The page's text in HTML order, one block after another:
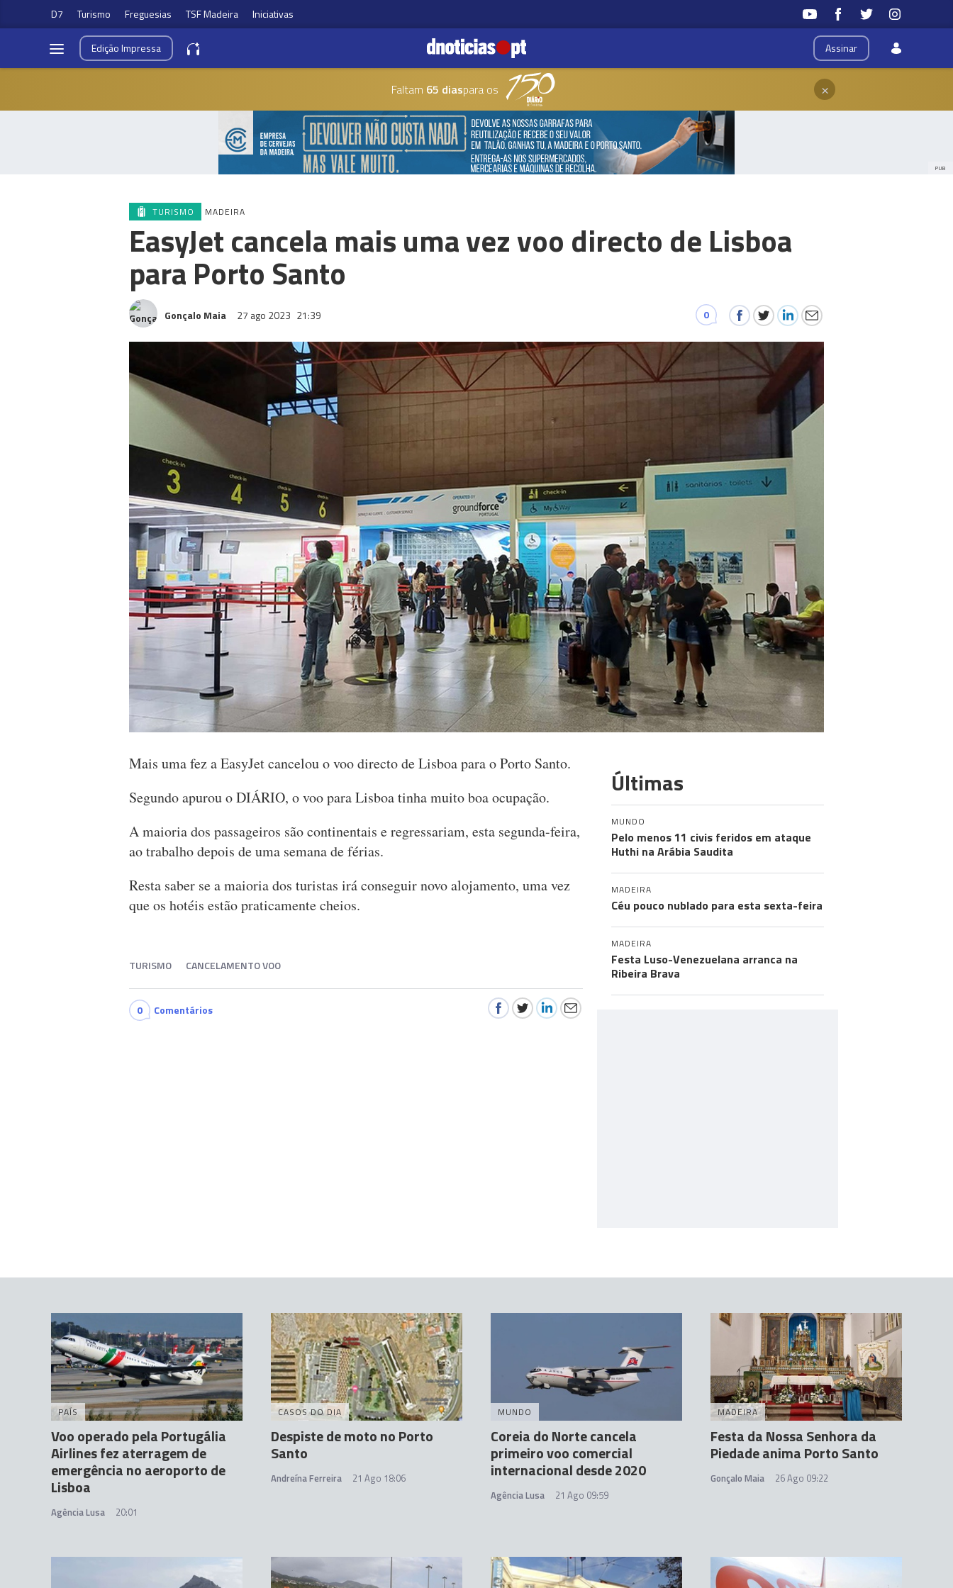
D7 Turismo Freguesias TSF Madeira Iniciativas
Assinar
EdiçãoImpressa
Faltam 65 diaspara os ×
PUB
TURISMO MADEIRA
EasyJet cancela mais uma vez voo directo de Lisboa
para Porto Santo
Gonçalo Maia 27 ago 2023 21:39 0
Mais uma fez a EasyJet cancelou o voo directo de Lisboa para o Porto Santo.
Segundo apurou o DIÁRIO, o voo para Lisboa tinha muito boa ocupação.
A maioria dos passageiros são continentais e regressariam, esta segunda-feira,
ao trabalho depois de uma semana de férias.
Resta saber se a maioria dos turistas irá conseguir novo alojamento, uma vez
que os hotéis estão praticamente cheios.
TURISMO CANCELAMENTO VOO
0 Comentários
Últimas
MUNDO
Pelo menos 11 civis feridos em ataque
Huthi na Arábia Saudita
MADEIRA
Céu pouco nublado para esta sexta-feira
MADEIRA
Festa Luso-Venezuelana arranca na
Ribeira Brava
PAÍS
Voo operado pela Portugália
Airlines fez aterragem de
emergência no aeroporto de
Lisboa
Agência Lusa 20:01
CASOS DO DIA
Despiste de moto no Porto
Santo
Andreína Ferreira 21 Ago 18:06
MUNDO
Coreia do Norte cancela
primeiro voo comercial
internacional desde 2020
Agência Lusa 21 Ago 09:59
MADEIRA
Festa da Nossa Senhora da
Piedade anima Porto Santo
Gonçalo Maia 26 Ago 09:22